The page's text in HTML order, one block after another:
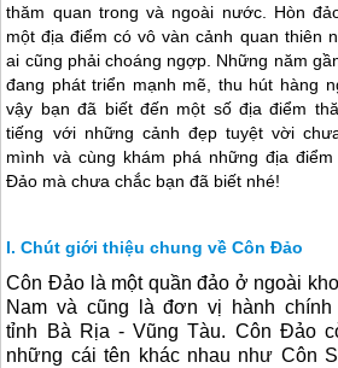
thăm quan trong và ngoài nước. Hòn
một địa điểm có vô vàn cảnh quan thiên
ai cũng phải choáng ngợp. Những năm
đang phát triển mạnh mẽ, thu hút hàng
vậy bạn đã biết đến một số địa điểm
tiếng với những cảnh đẹp tuyệt vời
mình và cùng khám phá những địa
Đảo mà chưa chắc bạn đã biết nhé!
Chút giới thiệu chung về Côn Đảo
Côn Đảo là một quần đảo ở ngoài
Nam và cũng là đơn vị hành
tỉnh Bà Rịa - Vũng Tàu. Côn Đảo
những cái tên khác nhau như Côn